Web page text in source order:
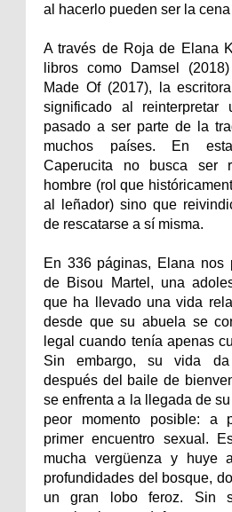
al hacerlo pueden ser la
A través de Roja de Elana
libros como Damsel
Made Of (2017), la
significado al reinterpretar
pasado a ser parte de la
muchos países. En
Caperucita no busca ser
hombre (rol que
al leñador) sino que
de rescatarse a sí misma.
En 336 páginas, Elana nos
de Bisou Martel, una
que ha llevado una vida
desde que su abuela se
legal cuando tenía apenas
Sin embargo, su vida
después del baile de
se enfrenta a la llegada de
peor momento posible: a
primer encuentro sexual.
mucha vergüenza y huye
profundidades del bosque,
un gran lobo feroz. Sin